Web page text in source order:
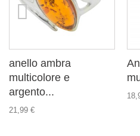
anello ambra
multicolore e
argento...
21,99 €